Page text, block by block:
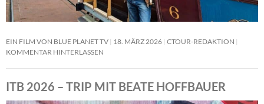
EIN FILM VON BLUE PLANET TV 18. MÄRZ 2026 CTOUR-REDAKTION
KOMMENTAR HINTERLASSEN
ITB 2026 – TRIP MIT BEATE HOFFBAUER